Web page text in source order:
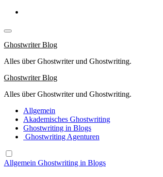
Springe
Inhalt
Ghostwriter Blog
Alles über Ghostwriter und Ghostwriting.
Ghostwriter Blog
Alles über Ghostwriter und Ghostwriting.
Allgemein
Akademisches Ghostwriting
Ghostwriting in Blogs
Ghostwriting Agenturen
Allgemein Ghostwriting in Blogs